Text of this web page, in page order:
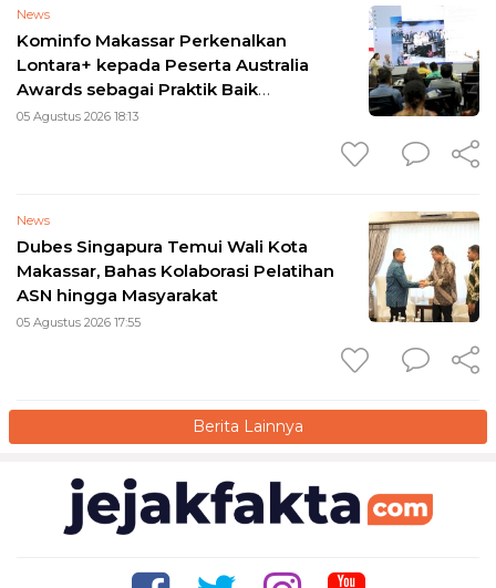
News
Kominfo Makassar Perkenalkan
Lontara+ kepada Peserta Australia
Awards sebagai Praktik Baik
Transformasi Digital
05 Agustus 2026 18:13
News
Dubes Singapura Temui Wali Kota
Makassar, Bahas Kolaborasi Pelatihan
ASN hingga Masyarakat
05 Agustus 2026 17:55
Berita Lainnya